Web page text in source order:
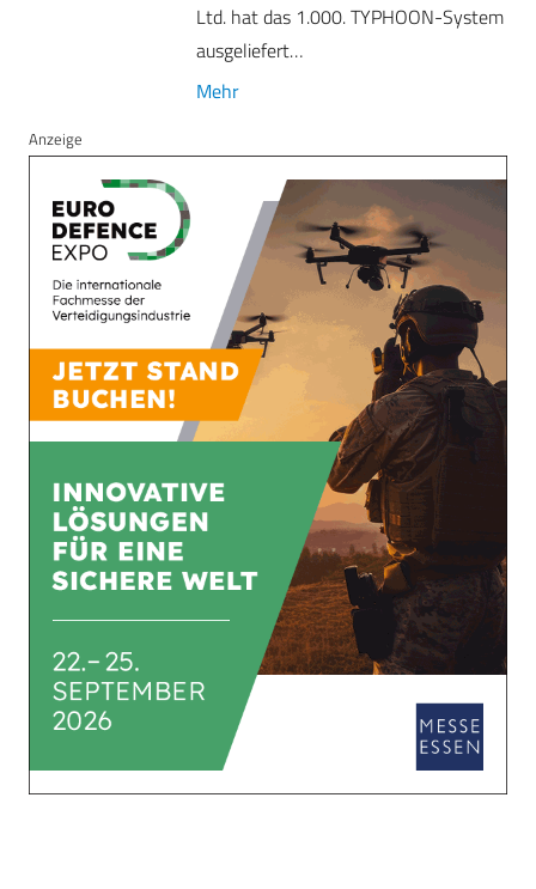
Ltd. hat das 1.000. TYPHOON-System
ausgeliefert…
Mehr
Anzeige